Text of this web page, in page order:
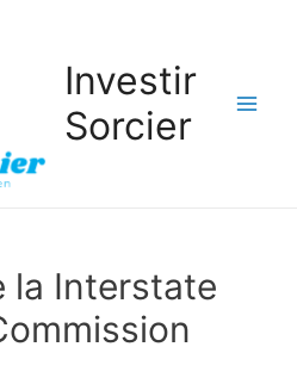
Investir
Sorcier
la Interstate